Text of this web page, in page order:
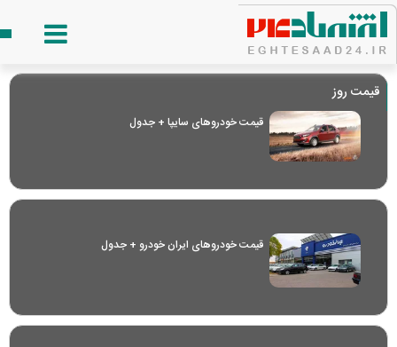
قیمت روز
قیمت خودرو‌های سایپا + جدول
قیمت خودرو‌های ایران خودرو + جدول